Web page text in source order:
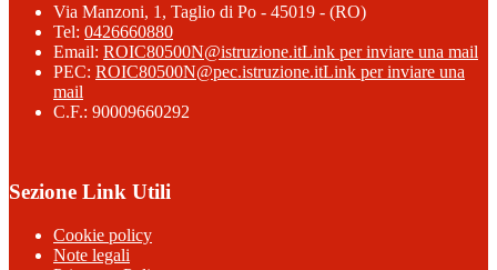
Via Manzoni, 1, Taglio di Po - 45019 - (RO)
Tel: 0426660880
Email: ROIC80500N@istruzione.itLink per inviare una mail
PEC: ROIC80500N@pec.istruzione.itLink per inviare una
mail
C.F.: 90009660292
Sezione Link Utili
Cookie policy
Note legali